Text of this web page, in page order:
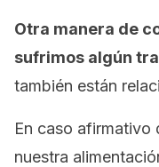
Otra manera de
sufrimos algún
también están
En caso afirmativo
nuestra